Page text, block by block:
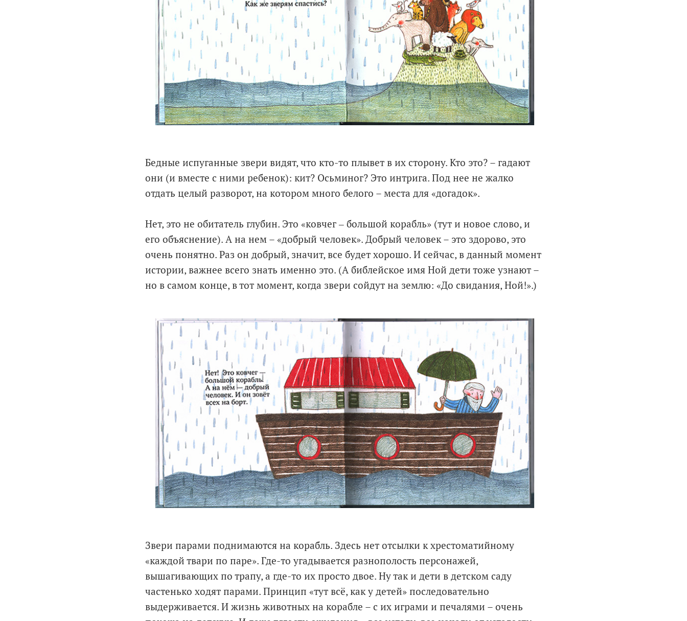
Бедные испуганные звери видят, что кто-то плывет в их сторону. Кто это? – гадают
они (и вместе с ними ребенок): кит? Осьминог? Это интрига. Под нее не жалко
отдать целый разворот, на котором много белого – места для «догадок».
Нет, это не обитатель глубин. Это «ковчег ‒ большой корабль» (тут и новое слово, и
его объяснение). А на нем – «добрый человек». Добрый человек – это здорово, это
очень понятно. Раз он добрый, значит, все будет хорошо. И сейчас, в данный момент
истории, важнее всего знать именно это. (А библейское имя Ной дети тоже узнают –
но в самом конце, в тот момент, когда звери сойдут на землю: «До свидания, Ной!».)
Звери парами поднимаются на корабль. Здесь нет отсылки к хрестоматийному
«каждой твари по паре». Где-то угадывается разнополость персонажей,
вышагивающих по трапу, а где-то их просто двое. Ну так и дети в детском саду
частенько ходят парами. Принцип «тут всё, как у детей» последовательно
выдерживается. И жизнь животных на корабле – с их играми и печалями – очень